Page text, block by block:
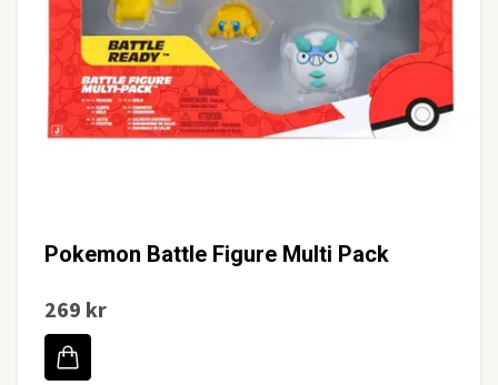
Pokemon Battle Figure Multi Pack
269 kr